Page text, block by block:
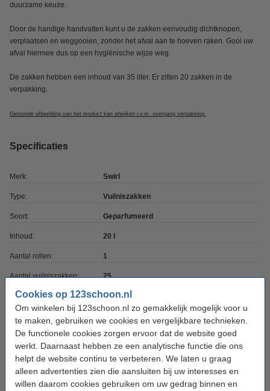
Cookies op 123schoon.nl
Om winkelen bij 123schoon.nl zo gemakkelijk mogelijk voor u
te maken, gebruiken we cookies en vergelijkbare technieken.
De functionele cookies zorgen ervoor dat de website goed
werkt. Daarnaast hebben ze een analytische functie die ons
helpt de website continu te verbeteren. We laten u graag
alleen advertenties zien die aansluiten bij uw interesses en
willen daarom cookies gebruiken om uw gedrag binnen en
duurzame keuze.
Door de handige handvatten kunt u de zakken eenvoudig dichtknopen,
verplaatsen en weggooien, zonder het afval aan te hoeven raken. Gooi uw
afval hiermee dus op een hygiënische wijze weg.
De zakken hebben een inhoud van 35 liter. Er zitten 20 zakken in de
verpakking.
Getoonde afbeelding van het product kan afwijken i.v.m. overgang verpakking.
Specificaties
Merk: Swirl
Type: Vuilniszakken
Soort: Geparfumeerd
Inhoud: 20 l
Aantal rollen: 1
Aantal vuilniszakken: 25
Bestel mee:
Bin Brite vuilnisbak verfrisser | Citronella &
citroengras (500 gram)
€ 3,49
Bin Brite stick-on vuilnisbak verfrisser |
Citronella en citroengras (2 stuks)